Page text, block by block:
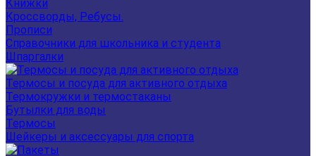
Книжки
Кроссворды, Ребусы.
Прописи
Справочники для школьника и студента
Шпаргалки
Термосы и посуда для активного отдыха
Термокружки и термостаканы
Бутылки для воды
Термосы
Шейкеры и аксессуары для спорта